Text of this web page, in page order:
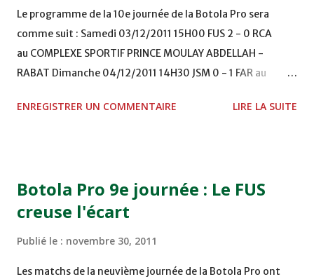
Le programme de la 10e journée de la Botola Pro sera
comme suit : Samedi 03/12/2011 15H00 FUS 2 - 0 RCA
au COMPLEXE SPORTIF PRINCE MOULAY ABDELLAH -
RABAT Dimanche 04/12/2011 14H30 JSM 0 - 1 FAR au
TERRAIN EL ABDI - EL JADIDA 16h30 OCK 0 - 1 HUSA
Mardi 06/12/2011 15H00 WAF - OCS au COMPLEXE SPORTIF
DE FES - FES WAC - MAS Reporté pour cause de finale de la
ENREGISTRER UN COMMENTAIRE LIRE LA SUITE
Botola Pro 9e journée : Le FUS
creuse l'écart
Publié le : novembre 30, 2011
Les matchs de la neuvième journée de la Botola Pro ont